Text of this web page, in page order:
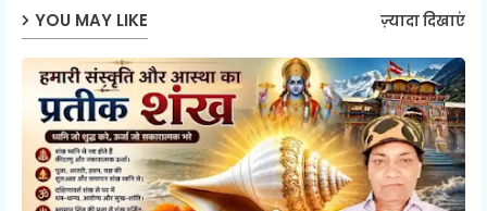
YOU MAY LIKE ज़्यादा दिखाएं